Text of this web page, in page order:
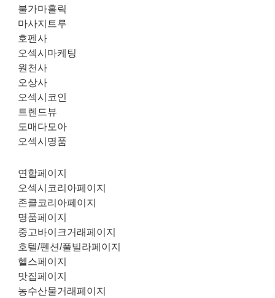
불가마홀릭
마사지트루
호펜사
오섹시마케팅
원천사
오상사
오섹시코인
트렌드뷰
도매다모아
오섹시명품
연합페이지
오섹시코리아페이지
존클코리아페이지
명품페이지
중고바이크거래페이지
호텔/펜션/풀빌라페이지
헬스페이지
맛집페이지
농수산물거래페이지